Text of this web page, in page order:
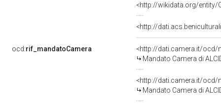
<http://wikidata.org/entity/
<http://
ocd:rif_mandatoCamera
<http://dati.camera.it/ocd/
Mandato Camera di
<http://dati.camera.it/ocd/
Mandato Camera di